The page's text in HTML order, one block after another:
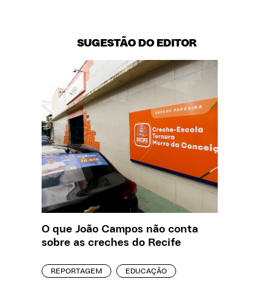
SUGESTÃO DO EDITOR
O que João Campos não conta
sobre as creches do Recife
REPORTAGEM EDUCAÇÃO